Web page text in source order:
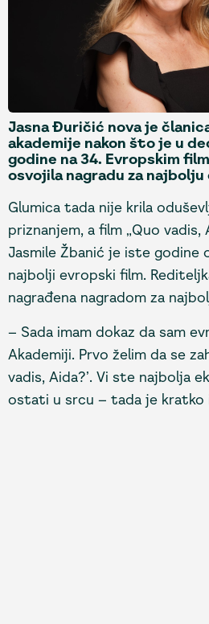
Jasna Đuričić nova je
akademije nakon što je u
godine na 34. Evropskim
osvojila nagradu za
Glumica tada nije krila
priznanjem, a film „Quo vadis,
Jasmile Žbanić je iste godine
najbolji evropski film.
nagrađena nagradom za
– Sada imam dokaz da sam
Akademiji. Prvo želim da se
vadis, Aida?’. Vi ste najbolja
ostati u srcu – tada je kratko